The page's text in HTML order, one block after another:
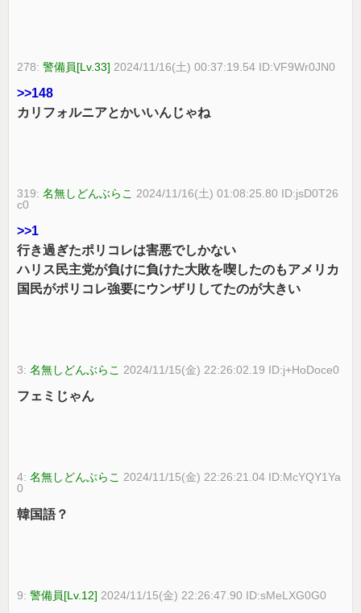
278:警備員[Lv.33] 2024/11/16(土) 00:37:19.54 ID:VF9Wr0JN0
>>148
カリフォルニアとかいいんじゃね
319:名無しどんぶらこ 2024/11/16(土) 01:08:25.80 ID:jsD0T26
c0
>>1
行き過ぎたポリコレは害悪でしかない
ハリス民主党が負けに負けた大敗を喫したのもアメリカ
国民がポリコレ強要にウンザリしてたのが大きい
3:名無しどんぶらこ 2024/11/15(金) 22:26:02.19 ID:j+HoDoce0
フェミじゃん
4:名無しどんぶらこ 2024/11/15(金) 22:26:21.04 ID:McYQY1Ya
0
韓国語？
9:警備員[Lv.12] 2024/11/15(金) 22:26:47.90 ID:sMeLXG0G0